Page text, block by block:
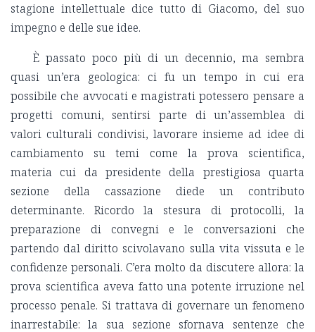
stagione intellettuale dice tutto di Giacomo, del suo
impegno e delle sue idee.
È passato poco più di un decennio, ma sembra
quasi un’era geologica: ci fu un tempo in cui era
possibile che avvocati e magistrati potessero pensare a
progetti comuni, sentirsi parte di un’assemblea di
valori culturali condivisi, lavorare insieme ad idee di
cambiamento su temi come la prova scientifica,
materia cui da presidente della prestigiosa quarta
sezione della cassazione diede un contributo
determinante. Ricordo la stesura di protocolli, la
preparazione di convegni e le conversazioni che
partendo dal diritto scivolavano sulla vita vissuta e le
confidenze personali. C’era molto da discutere allora: la
prova scientifica aveva fatto una potente irruzione nel
processo penale. Si trattava di governare un fenomeno
inarrestabile: la sua sezione sfornava sentenze che